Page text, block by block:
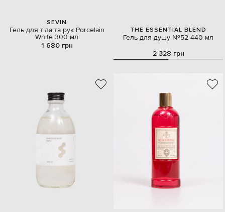
SEVIN
Гель для тіла та рук Porcelain
White 300 мл
1 680 грн
THE ESSENTIAL BLEND
Гель для душу №52 440 мл
2 328 грн